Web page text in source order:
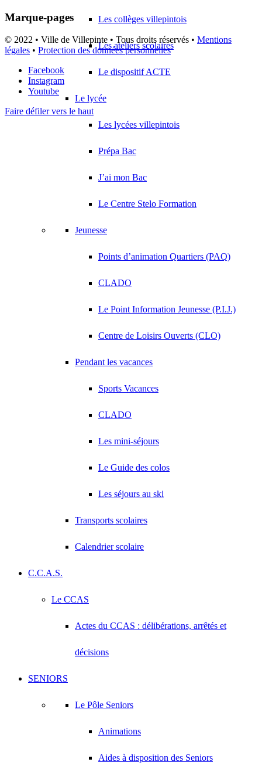
Les collèges villepintois
Les ateliers scolaires
Le dispositif ACTE
Le lycée
Les lycées villepintois
Prépa Bac
J’ai mon Bac
Le Centre Stelo Formation
Jeunesse
Points d’animation Quartiers (PAQ)
CLADO
Le Point Information Jeunesse (P.I.J.)
Centre de Loisirs Ouverts (CLO)
Pendant les vacances
Sports Vacances
CLADO
Les mini-séjours
Le Guide des colos
Les séjours au ski
Transports scolaires
Calendrier scolaire
C.C.A.S.
Le CCAS
Actes du CCAS : délibérations, arrêtés et
décisions
SENIORS
Le Pôle Seniors
Animations
Aides à disposition des Seniors
Marque-pages
© 2022 • Ville de Villepinte • Tous droits réservés • Mentions
légales • Protection des données personnelles
Facebook
Instagram
Youtube
Faire défiler vers le haut